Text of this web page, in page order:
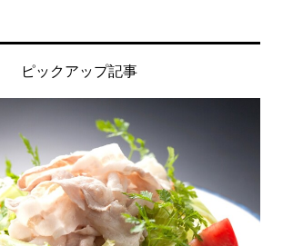
ピックアップ記事